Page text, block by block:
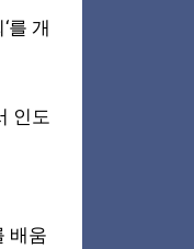
를 개
인도
배움